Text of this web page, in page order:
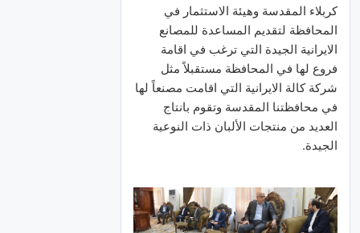
كربلاء المقدسة وهيئة الاستثمار في
المحافظة لتقديم المساعدة للمصانع
الايرانية الجيدة التي ترغب في اقامة
فروع لها في المحافظة مستقبلاً مثل
شركة كالة الايرانية التي اقامت مصنعاً لها
في محافظتنا المقدسة وتقوم بانتاج
العديد من منتجات الألبان ذات النوعية
الجيدة.